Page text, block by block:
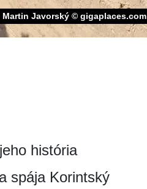
Javorský © gigaplaces.com
história
spája Korintský